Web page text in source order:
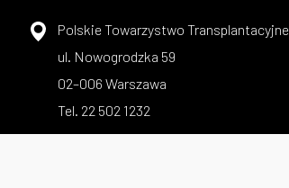
Polskie Towarzystwo Transplantacyjne
ul. Nowogrodzka 59
02–006 Warszawa
Tel. 22 502 1232